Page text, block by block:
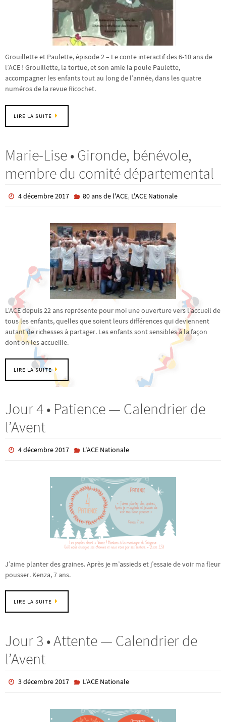
Grouillette et Paulette, épisode 2 – Le conte interactif des 6-10 ans de
l’ACE ! Grouillette, la tortue, et son amie la poule Paulette,
accompagner les enfants tout au long de l’année, dans les quatre
numéros de la revue Ricochet.
LIRE LA SUITE
Marie-Lise • Gironde, bénévole,
membre du comité départemental
4 décembre 2017 80 ans de l'ACE, L'ACE Nationale
L’ACE depuis 22 ans représente pour moi une ouverture vers l’accueil de
tous les enfants, quelles que soient leurs différences qui deviennent
autant de richesses à partager. Les enfants sont sensibles à la façon
dont on les accueille.
LIRE LA SUITE
Jour 4 • Patience — Calendrier de
l’Avent
4 décembre 2017 L'ACE Nationale
J’aime planter des graines. Après je m’assieds et j’essaie de voir ma fleur
pousser. Kenza, 7 ans.
LIRE LA SUITE
Jour 3 • Attente — Calendrier de
l’Avent
3 décembre 2017 L'ACE Nationale